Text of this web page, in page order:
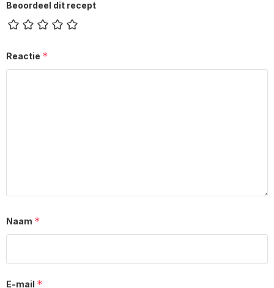
Beoordeel dit recept
Reactie *
Naam *
E-mail *